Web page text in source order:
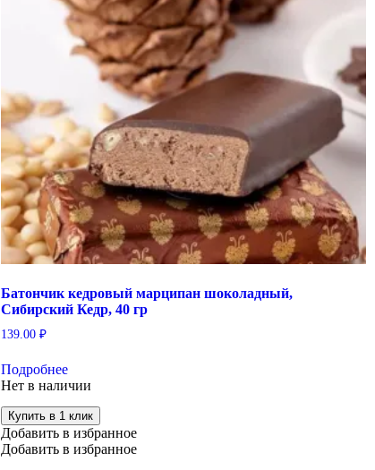
Батончик кедровый марципан шоколадный,
Сибирский Кедр, 40 гр
139.00 ₽
Подробнее
Нет в наличии
Купить в 1 клик
Добавить в избранное
Добавить в избранное